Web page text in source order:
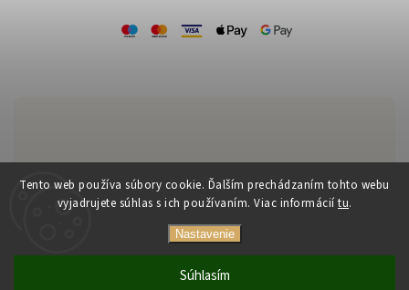
Tento web používa súbory cookie. Ďalším prechádzaním tohto webu
vyjadrujete súhlas s ich používaním. Viac informácií tu.
Nastavenie
Súhlasím
Zákaznícka podpora:
+421 903 556 170
kucharova@mercineri.sk